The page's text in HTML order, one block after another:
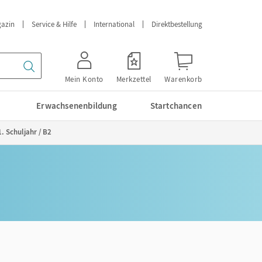
Service & Hilfe International Direktbestellung
Mein Konto Merkzettel Warenkorb
Erwachsenenbildung Startchancen
Schuljahr / B2